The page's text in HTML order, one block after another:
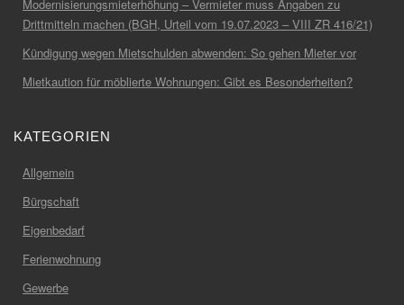
Modernisierungsmieterhöhung – Vermieter muss Angaben zu
Drittmitteln machen (BGH, Urteil vom 19.07.2023 – VIII ZR 416/21)
Kündigung wegen Mietschulden abwenden: So gehen Mieter vor
Mietkaution für möblierte Wohnungen: Gibt es Besonderheiten?
KATEGORIEN
Allgemein
Bürgschaft
Eigenbedarf
Ferienwohnung
Gewerbe